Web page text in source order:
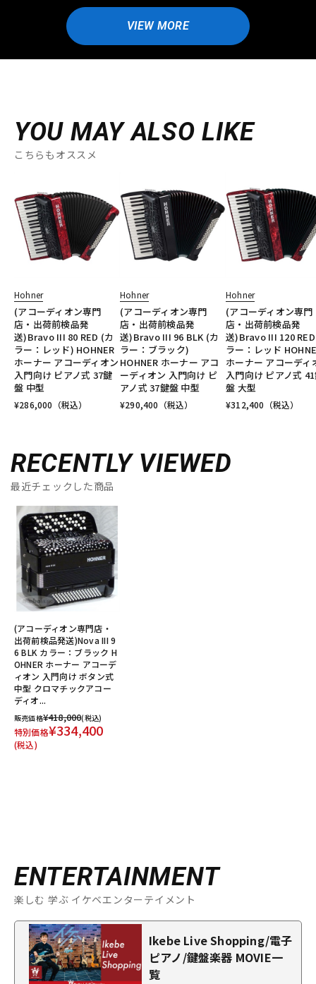
VIEW MORE
YOU MAY ALSO LIKE
こちらもオススメ
Hohner
(アコーディオン専門
店・出荷前検品発
送)Bravo III 80 RED (カ
ラー：レッド) HOHNER
ホーナー アコーディオン
入門向け ピアノ式 37鍵
盤 中型
¥286,000 （税込）
Hohner
(アコーディオン専門
店・出荷前検品発
送)Bravo III 96 BLK (カ
ラー：ブラック)
HOHNER ホーナー アコ
ーディオン 入門向け ピ
アノ式 37鍵盤 中型
¥290,400 （税込）
Hohner
(アコーディオン専門
店・出荷前検品発
送)Bravo III 120
ラー：レッド
ホーナー アコーディ
入門向け ピアノ式
盤 大型
¥312,400 （税込）
RECENTLY VIEWED
最近チェックした商品
(アコーディオン専門店・
出荷前検品発送)Nova III 9
6 BLK カラー：ブラック H
OHNER ホーナー アコーデ
ィオン 入門向け ボタン式
中型 クロマチックアコー
ディオ...
販売価格¥418,000(税込)
特別価格¥334,400
(税込)
ENTERTAINMENT
楽しむ 学ぶ イケベエンターテイメント
Ikebe Live Shopping/電子
ピアノ/鍵盤楽器 MOVIE一
覧